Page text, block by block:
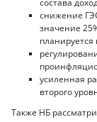
снижение
значение
планируется
усиленная
второго
Также НБ